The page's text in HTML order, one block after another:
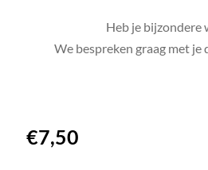
Heb je bijzondere
We bespreken graag met je
€7,50